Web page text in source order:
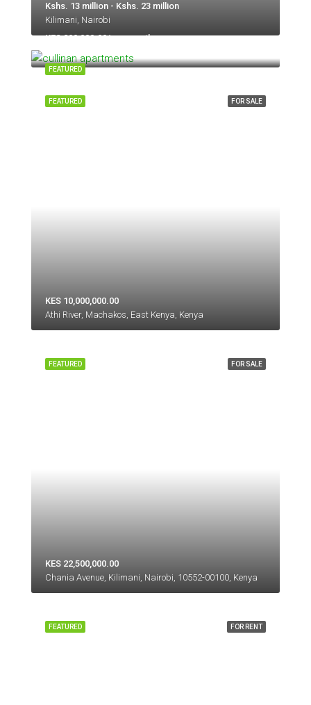
Kshs. 13 million - Kshs. 23 million
Kilimani, Nairobi
FEATURED
KES 200,000.00/per month
FOR SALE
FEATURED
KES 10,000,000.00
Athi River, Machakos, East Kenya, Kenya
FOR SALE
FEATURED
KES 22,500,000.00
Chania Avenue, Kilimani, Nairobi, 10552-00100, Kenya
FOR RENT
FEATURED